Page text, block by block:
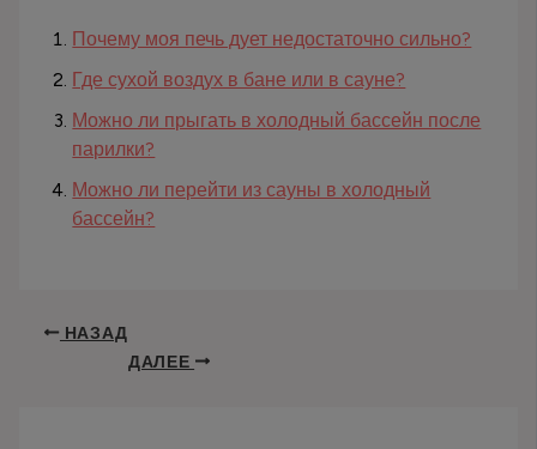
Почему моя печь дует недостаточно сильно?
Где сухой воздух в бане или в сауне?
Можно ли прыгать в холодный бассейн после
парилки?
Можно ли перейти из сауны в холодный
бассейн?
НАЗАД
ДАЛЕЕ